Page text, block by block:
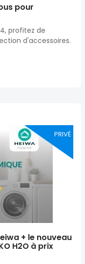
pour
profitez de
d'accessoires.
PRIVÉ
+ le nouveau
H2O à prix